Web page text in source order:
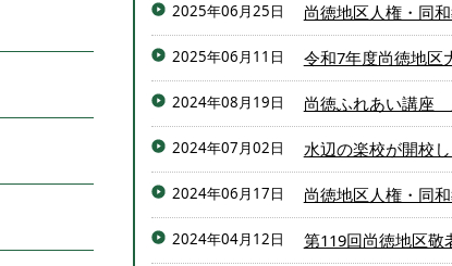
2025年06月25日 尚徳地区人権・同
2025年06月11日 令和7年度尚徳地区
2024年08月19日 尚徳ふれあい講座
2024年07月02日 水辺の楽校が開校
2024年06月17日 尚徳地区人権・同
2024年04月12日 第119回尚徳地区敬